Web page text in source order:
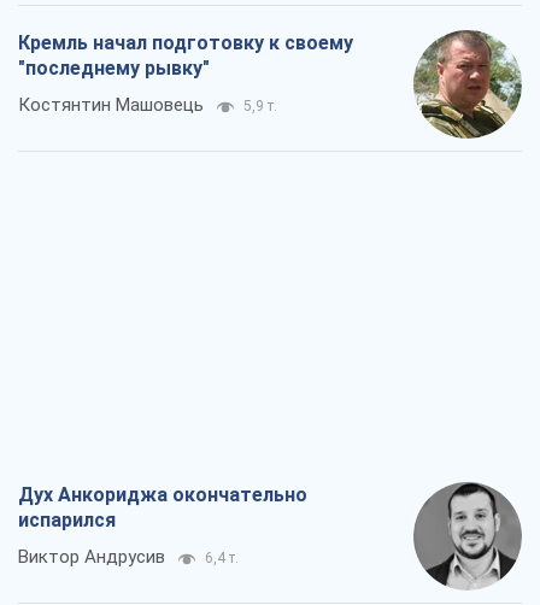
Кремль начал подготовку к своему
"последнему рывку"
Костянтин Машовець 5,9 т.
Дух Анкориджа окончательно
испарился
Виктор Андрусив 6,4 т.